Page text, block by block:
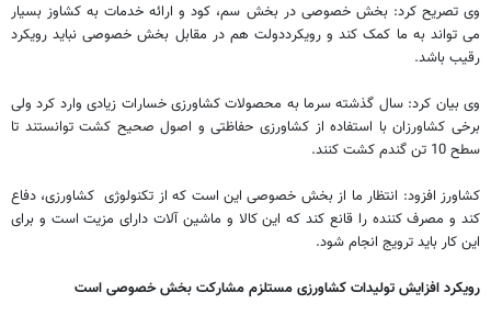
وی تصریح کرد: بخش خصوصی در بخش سم، کود و ارائه خدمات به کشاوز بسیار
می تواند به ما کمک کند و رویکرددولت هم در مقابل بخش خصوصی نباید رویکرد
رقیب باشد.
وی بیان کرد: سال گذشته سرما به محصولات کشاورزی خسارات زیادی وارد کرد ولی
برخی کشاورزان با استفاده از کشاورزی حفاظتی و اصول صحیح کشت توانستند تا
سطح 10 تن گندم کشت کنند.
کشاورز افزود: انتظار ما از بخش خصوصی این است که از تکنولوژی کشاورزی، دفاع
کند و مصرف کننده را قانع کند که این کالا و ماشین آلات دارای مزیت است و برای
این کار باید ترویج انجام شود.
رویکرد افزایش تولیدات کشاورزی مستلزم مشارکت بخش خصوصی است